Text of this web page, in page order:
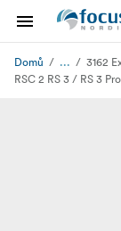
Domů ...
3162
RSC 2 RS 3 / RS 3